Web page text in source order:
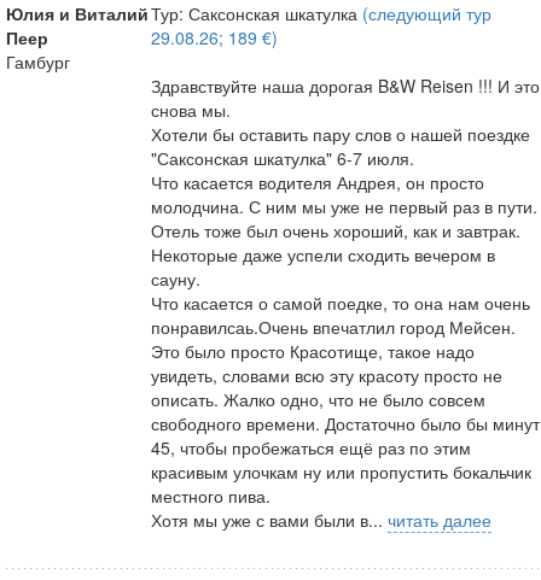
Юлия и Виталий
Пеер
Гамбург
Тур: Саксонская шкатулка (следующий тур
29.08.26; 189 €)
Здравствуйте наша дорогая B&W Reisen !!! И это
снова мы.
Хотели бы оставить пару слов о нашей поездке
"Саксонская шкатулка" 6-7 июля.
Что касается водителя Андрея, он просто
молодчина. С ним мы уже не первый раз в пути.
Отель тоже был очень хороший, как и завтрак.
Некоторые даже успели сходить вечером в
сауну.
Что касается о самой поедке, то она нам очень
понравилсаь.Очень впечатлил город Мейсен.
Это было просто Красотище, такое надо
увидеть, словами всю эту красоту просто не
описать. Жалко одно, что не было совсем
свободного времени. Достаточно было бы минут
45, чтобы пробежаться ещё раз по этим
красивым улочкам ну или пропустить бокальчик
местного пива.
Хотя мы уже с вами были в... читать далее